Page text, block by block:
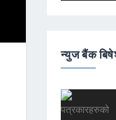
न्युज बैंक